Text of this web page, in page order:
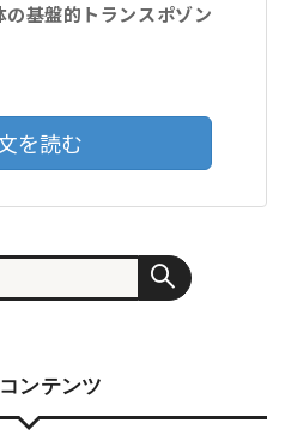
基盤的トランスポゾン
を読む
ンテンツ